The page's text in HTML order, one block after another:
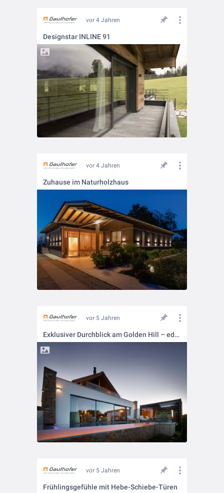
vor 4 Jahren
Designstar INLINE 91
vor 4 Jahren
Zuhause im Naturholzhaus
vor 5 Jahren
Exklusiver Durchblick am Golden Hill – edle Referenz für Gaulhofer Fenster
vor 5 Jahren
Frühlingsgefühle mit Hebe-Schiebe-Türen